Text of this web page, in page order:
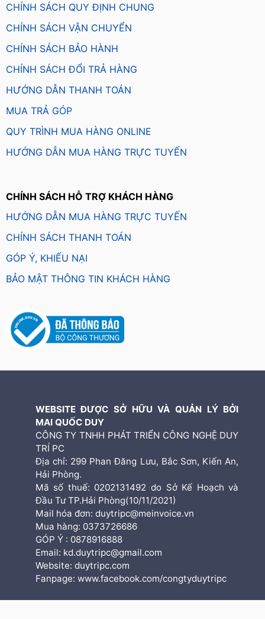
CHÍNH SÁCH QUY ĐỊNH CHUNG
CHÍNH SÁCH VẬN CHUYỂN
CHÍNH SÁCH BẢO HÀNH
CHÍNH SÁCH ĐỔI TRẢ HÀNG
HƯỚNG DẪN THANH TOÁN
MUA TRẢ GÓP
QUY TRÌNH MUA HÀNG ONLINE
HƯỚNG DẪN MUA HÀNG TRỰC TUYẾN
CHÍNH SÁCH HỖ TRỢ KHÁCH HÀNG
HƯỚNG DẪN MUA HÀNG TRỰC TUYẾN
CHÍNH SÁCH THANH TOÁN
GÓP Ý, KHIẾU NẠI
BẢO MẬT THÔNG TIN KHÁCH HÀNG
WEBSITE ĐƯỢC SỞ HỮU VÀ QUẢN LÝ BỞI
MAI QUỐC DUY
CÔNG TY TNHH PHÁT TRIỂN CÔNG NGHỆ DUY
TRÍ PC
Địa chỉ: 299 Phan Đăng Lưu, Bắc Sơn, Kiến An,
Hải Phòng.
Mã số thuế: 0202131492 do Sở Kế Hoạch và
Đầu Tư TP.Hải Phòng(10/11/2021)
Mail hóa đơn: duytripc@meinvoice.vn
Mua hàng: 0373726686
GÓP Ý : 0878916888
Email: kd.duytripc@gmail.com
Website: duytripc.com
Fanpage: www.facebook.com/congtyduytripc